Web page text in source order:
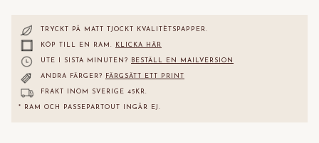
TRYCKT PÅ MATT TJOCKT KVALITÈTS PAPPER.
KÖP TILL EN RAM. KLICKA HÄR
UTE I SISTA MINUTEN? BESTÄLL EN MAILVERSION
ANDRA FÄRGER? FÄRGSÄTT ETT PRINT
FRAKT INOM SVERIGE 45KR.
* RAM OCH PASSEPARTOUT INGÅR EJ.